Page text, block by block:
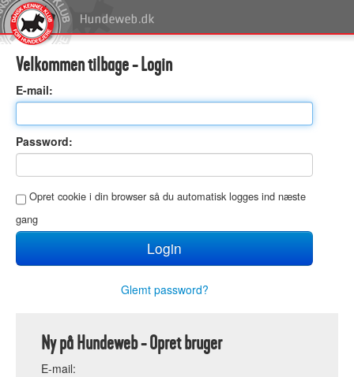
Velkommen tilbage - Login
E-mail:
Password:
Opret cookie i din browser så du automatisk logges ind næste
gang
Glemt password?
Ny på Hundeweb - Opret bruger
E-mail: